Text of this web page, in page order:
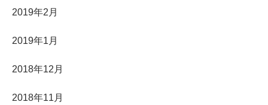
2019年2月
2019年1月
2018年12月
2018年11月